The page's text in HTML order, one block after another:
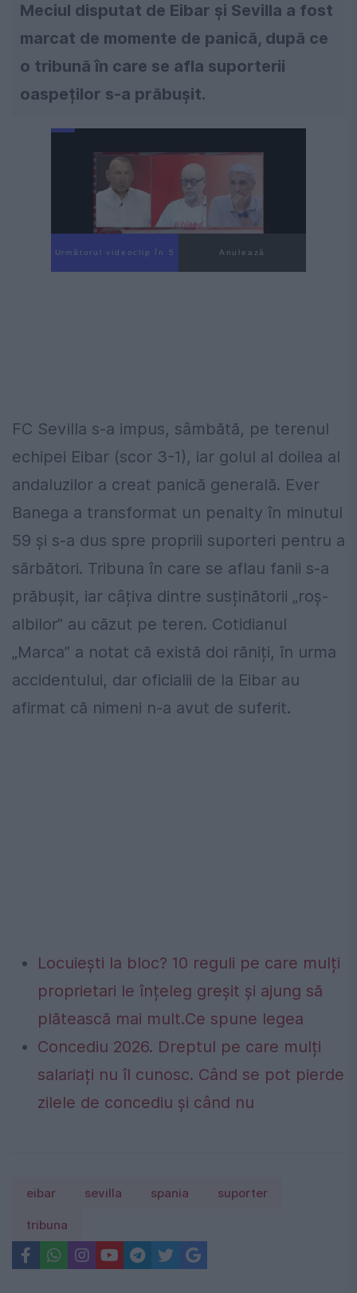
Meciul disputat de Eibar și Sevilla a fost
marcat de momente de panică, după ce
o tribună în care se afla suporterii
oaspeților s-a prăbușit.
Următorul videoclip în 4 Anulează
FC Sevilla s-a impus, sâmbătă, pe terenul
echipei Eibar (scor 3-1), iar golul al doilea al
andaluzilor a creat panică generală. Ever
Banega a transformat un penalty în minutul
59 și s-a dus spre propriii suporteri pentru a
sărbători. Tribuna în care se aflau fanii s-a
prăbușit, iar câțiva dintre susținătorii „roș-
albilor” au căzut pe teren. Cotidianul
„Marca” a notat că există doi răniți, în urma
accidentului, dar oficialii de la Eibar au
afirmat că nimeni n-a avut de suferit.
Locuiești la bloc? 10 reguli pe care mulți
proprietari le înțeleg greșit și ajung să
plătească mai mult.Ce spune legea
Concediu 2026. Dreptul pe care mulți
salariați nu îl cunosc. Când se pot pierde
zilele de concediu și când nu
eibar sevilla spania suporter
tribuna